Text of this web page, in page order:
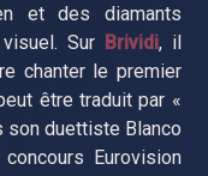
et des diamants
Sur Brividi, il
chanter le premier
être traduit par «
son duettiste Blanco
Eurovision